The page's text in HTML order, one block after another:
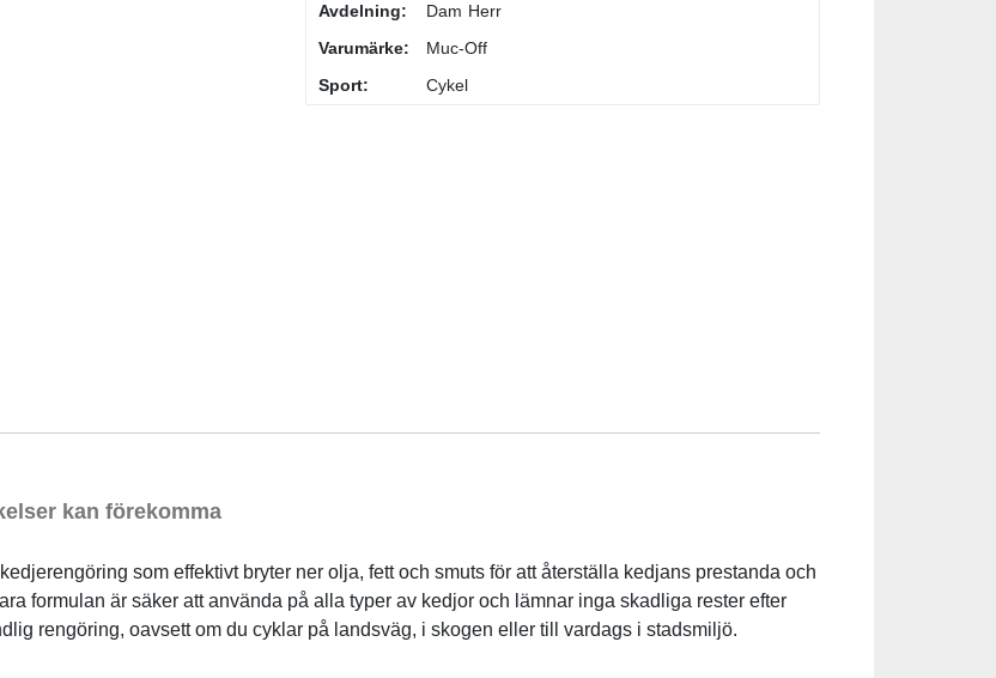
Avdelning:
Dam Herr
Varumärke:
Muc-Off
Sport:
Cykel
kan förekomma
som effektivt bryter ner olja, fett och smuts för att återställa kedjans prestanda och
formulan är säker att använda på alla typer av kedjor och lämnar inga skadliga rester efter
rengöring, oavsett om du cyklar på landsväg, i skogen eller till vardags i stadsmiljö.